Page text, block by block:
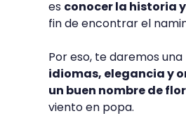
es conocer la historia
fin de encontrar el
Por eso, te daremos una
idiomas, elegancia y
un buen nombre de
viento en popa.